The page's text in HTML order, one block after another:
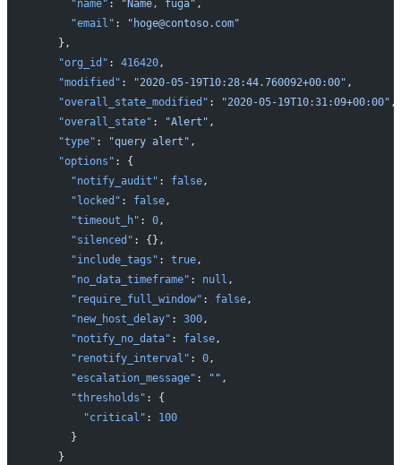
      "name"
: "Name, fuga" ,
      "email"
:
"hoge@contoso.com"
    },
    "org_id"
: 416420,
    "modified"
: "2020-05-19T10:28:44.760092+00:00" ,
    "overall_state_modified"
: "2020-05-19T10:31:09+00:00" ,
    "overall_state"
: "Alert" ,
    "type"
: "query alert" ,
    "options"
: {
      "notify_audit"
: false,
      "locked"
: false,
      "timeout_h"
: 0,
      "silenced"
: {},
      "include_tags"
: true,
      "no_data_timeframe"
: null ,
      "require_full_window"
: false,
      "new_host_delay"
: 300,
      "notify_no_data"
: false,
      "renotify_interval"
: 0,
      "escalation_message"
: "" ,
      "thresholds"
: {
        "critical"
: 100
      }
    }